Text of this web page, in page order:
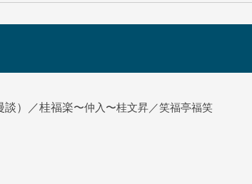
談）／桂福楽〜仲入〜桂文昇／笑福亭福笑